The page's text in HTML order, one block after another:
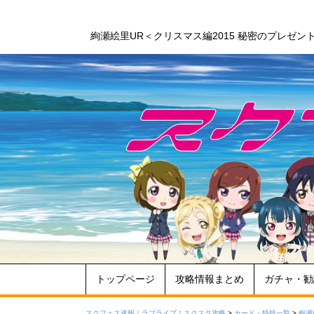
絢瀬絵里UR＜クリスマス編2015 秘密のプレゼ
トップページ 攻略情報まとめ ガチャ・